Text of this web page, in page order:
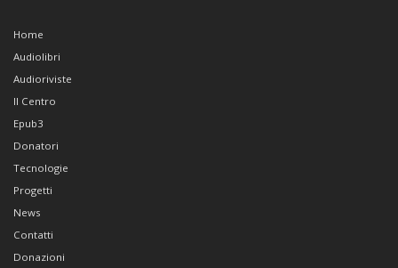
Home
Audiolibri
Audioriviste
Il Centro
Epub3
Donatori
Tecnologie
Progetti
News
Contatti
Donazioni